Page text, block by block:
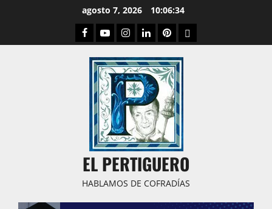
agosto 7, 2026 10:06:35
Facebook
YoutubeInstagram
LinkedPinterestDribbble
EL PERTIGUERO
HABLAMOS DE COFRADÍAS